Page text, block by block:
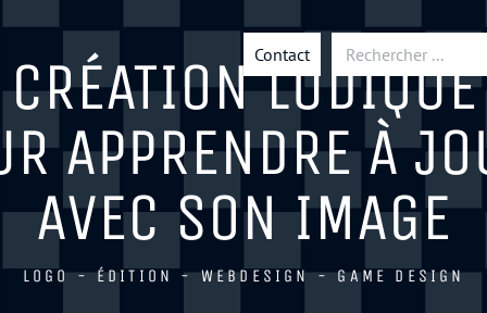
Contact
CRÉATION LUDIQUE
APPRENDRE À
AVEC SON IMAGE
LOGO - ÉDITION - WEBDESIGN - GAME DESIGN